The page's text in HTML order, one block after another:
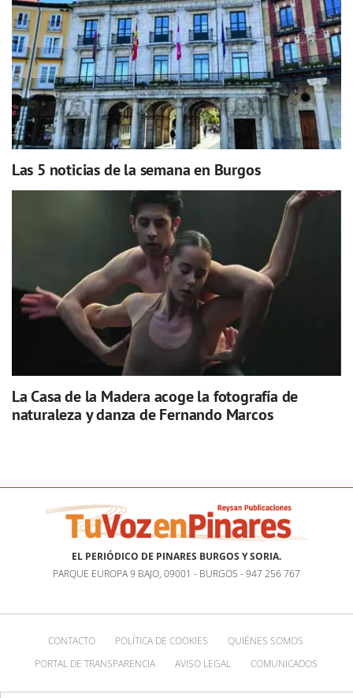
Las 5 noticias de la semana en Burgos
La Casa de la Madera acoge la fotografía de
naturaleza y danza de Fernando Marcos
EL PERIÓDICO DE PINARES BURGOS Y SORIA.
PARQUE EUROPA 9 BAJO, 09001 - BURGOS - 947 256 767
CONTACTO POLÍTICA DE COOKIES
QUIÉNES SOMOS
PORTAL DE TRANSPARENCIA
AVISO LEGAL COMUNICADOS